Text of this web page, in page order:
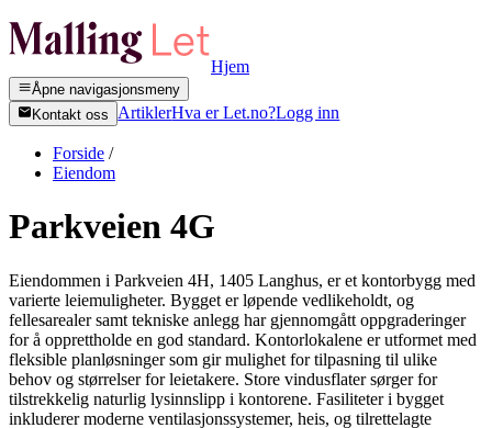
Hjem
Åpne navigasjonsmeny
Kontakt oss
ArtiklerHva er Let.no?Logg inn
Forside /
Eiendom
Parkveien 4G
Eiendommen i Parkveien 4H, 1405 Langhus, er et kontorbygg med
varierte leiemuligheter. Bygget er løpende vedlikeholdt, og
fellesarealer samt tekniske anlegg har gjennomgått oppgraderinger
for å opprettholde en god standard. Kontorlokalene er utformet med
fleksible planløsninger som gir mulighet for tilpasning til ulike
behov og størrelser for leietakere. Store vindusflater sørger for
tilstrekkelig naturlig lysinnslipp i kontorene. Fasiliteter i bygget
inkluderer moderne ventilasjonssystemer, heis, og tilrettelagte